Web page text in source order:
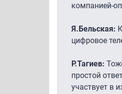
компанией-
Я.Бельская:
цифровое
Р.Тагиев:
простой
участвует в